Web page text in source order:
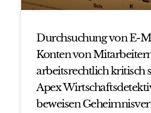
Durchsuchung von E-
Konten von
arbeitsrechtlich kritisch
Apex
beweisen